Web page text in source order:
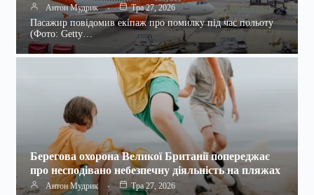
Антон Мудрик Тра 27, 2026
Пасажир повідомив екіпаж про помилку під час польоту
(Фото: Getty…
Берегова охорона Великої Британії попереджає
про несподівано небезпечну діяльність на пляжах
Антон Мудрик Тра 27, 2026